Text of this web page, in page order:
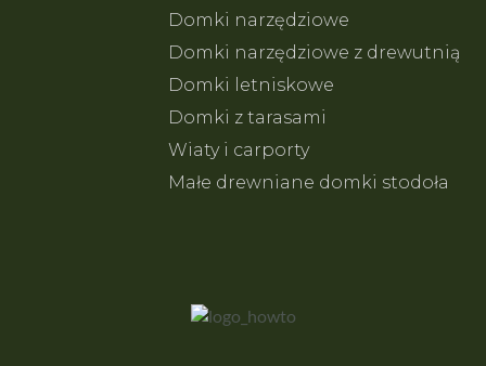
Domki narzędziowe
Domki narzędziowe z drewutnią
Domki letniskowe
Domki z tarasami
Wiaty i carporty
Małe drewniane domki stodoła